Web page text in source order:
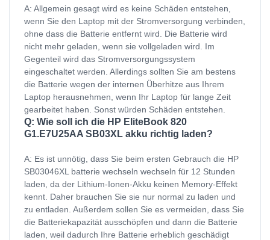
A: Allgemein gesagt wird es keine Schäden entstehen,
wenn Sie den Laptop mit der Stromversorgung verbinden,
ohne dass die Batterie entfernt wird. Die Batterie wird
nicht mehr geladen, wenn sie vollgeladen wird. Im
Gegenteil wird das Stromversorgungssystem
eingeschaltet werden. Allerdings sollten Sie am bestens
die Batterie wegen der internen Überhitze aus Ihrem
Laptop herausnehmen, wenn Ihr Laptop für lange Zeit
gearbeitet haben. Sonst würden Schäden entstehen.
Q: Wie soll ich die HP EliteBook 820
G1.E7U25AA SB03XL akku richtig laden?
A: Es ist unnötig, dass Sie beim ersten Gebrauch die HP
SB03046XL batterie wechseln wechseln für 12 Stunden
laden, da der Lithium-Ionen-Akku keinen Memory-Effekt
kennt. Daher brauchen Sie sie nur normal zu laden und
zu entladen. Außerdem sollen Sie es vermeiden, dass Sie
die Batteriekapazität ausschöpfen und dann die Batterie
laden, weil dadurch Ihre Batterie erheblich geschädigt